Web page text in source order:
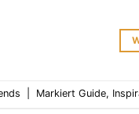
Markiert Guide,